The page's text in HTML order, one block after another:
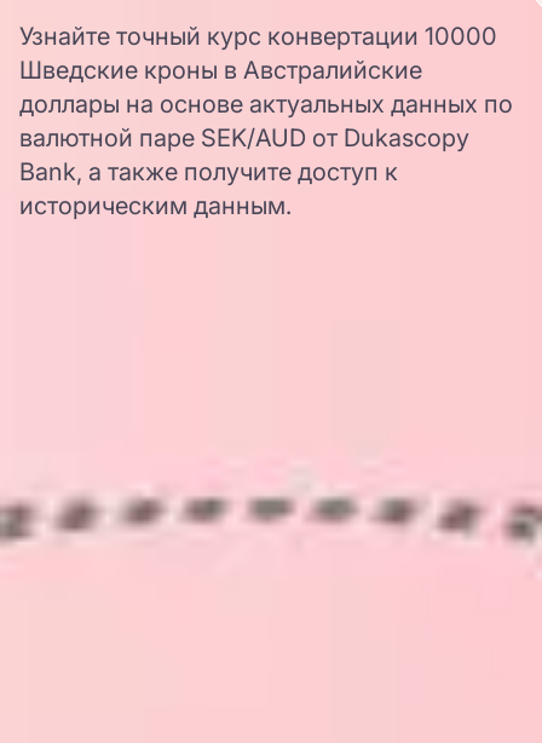
Узнайте точный курс конвертации 10000
Шведские кроны в Австралийские
доллары на основе актуальных данных по
валютной паре SEK/AUD от Dukascopy
Bank, а также получите доступ к
историческим данным.